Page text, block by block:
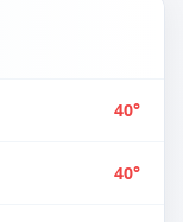
40°
40°